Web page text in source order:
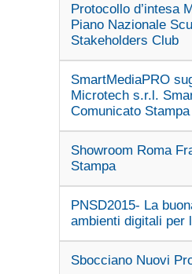
Protocollo d’intesa
Piano Nazionale
Stakeholders Club
SmartMediaPRO
Microtech s.r.l.
Comunicato Stampa
Showroom Roma
Stampa
PNSD2015- La
ambienti digitali per
Sbocciano Nuovi